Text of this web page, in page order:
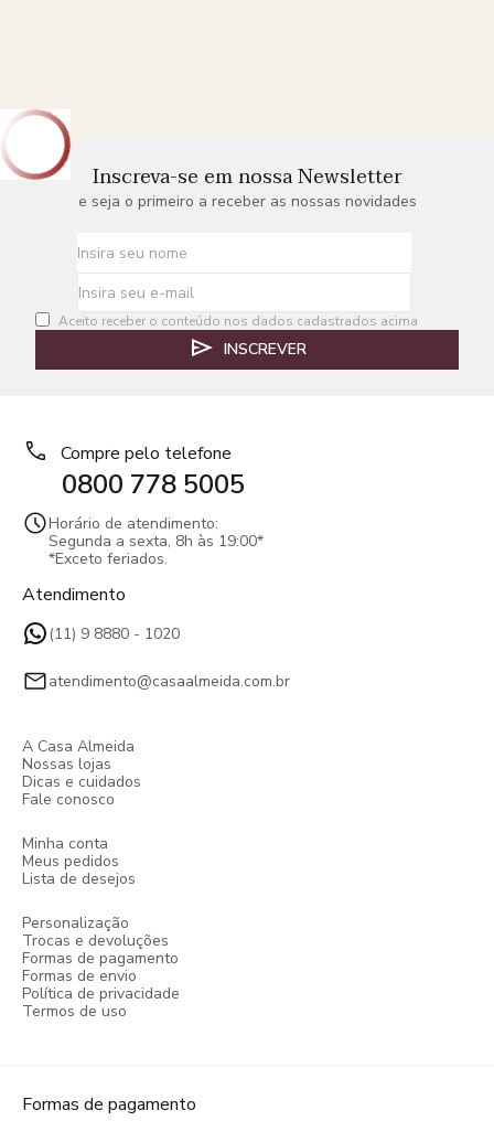
Inscreva-se em nossa Newsletter
e seja o primeiro a receber as nossas novidades
Aceito receber o conteúdo nos dados cadastrados acima
INSCREVER
Compre pelo telefone
0800 778 5005
Horário de atendimento:
Segunda a sexta, 8h às 19:00*
*Exceto feriados.
Atendimento
(11) 9 8880 - 1020
atendimento@casaalmeida.com.br
A Casa Almeida
Nossas lojas
Dicas e cuidados
Fale conosco
Minha conta
Meus pedidos
Lista de desejos
Personalização
Trocas e devoluções
Formas de pagamento
Formas de envio
Política de privacidade
Termos de uso
Formas de pagamento